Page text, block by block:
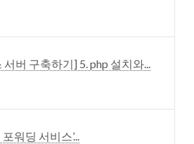
서버 구축하기] 5. php 설치와...
포워딩 서비스’...